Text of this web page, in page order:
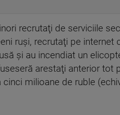
recrutaţi de serviciile
ruşi, recrutaţi pe internet
şi au incendiat un
arestaţi anterior tot
milioane de ruble